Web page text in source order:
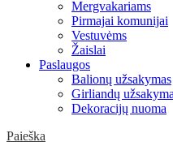
Mergvakariams
Pirmajai komunijai
Vestuvėms
Žaislai
Paslaugos
Balionų užsakymas
Girliandų
Dekoracijų nuoma
Paieška